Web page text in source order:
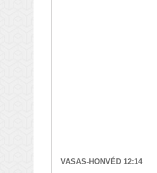
VASAS-HONVÉD 12:14